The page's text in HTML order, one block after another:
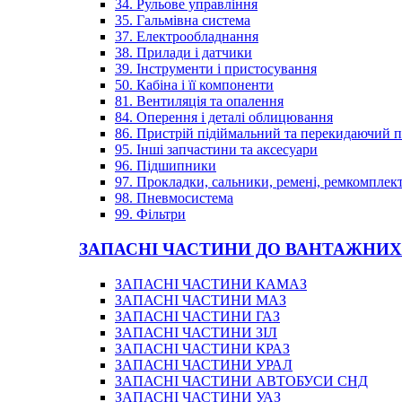
34. Рульове управління
35. Гальмівна система
37. Електрообладнання
38. Прилади і датчики
39. Інструменти і пристосування
50. Кабіна і її компоненти
81. Вентиляція та опалення
84. Оперення і деталі облицювання
86. Пристрій підіймальний та перекидаючий
95. Інші запчастини та аксесуари
96. Підшипники
97. Прокладки, сальники, ремені,
98. Пневмосистема
99. Фільтри
ЗАПАСНІ ЧАСТИНИ ДО
ЗАПАСНІ ЧАСТИНИ КАМАЗ
ЗАПАСНІ ЧАСТИНИ МАЗ
ЗАПАСНІ ЧАСТИНИ ГАЗ
ЗАПАСНІ ЧАСТИНИ ЗІЛ
ЗАПАСНІ ЧАСТИНИ КРАЗ
ЗАПАСНІ ЧАСТИНИ УРАЛ
ЗАПАСНІ ЧАСТИНИ АВТОБУСИ СНД
ЗАПАСНІ ЧАСТИНИ УАЗ